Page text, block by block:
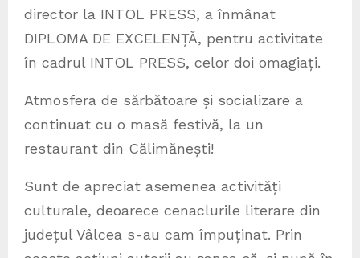
director la INTOL PRESS, a înmânat
DIPLOMA DE EXCELENȚĂ, pentru activitate
în cadrul INTOL PRESS, celor doi omagiați.
Atmosfera de sărbătoare și socializare a
continuat cu o masă festivă, la un
restaurant din Călimănești!
Sunt de apreciat asemenea activități
culturale, deoarece cenaclurile literare din
județul Vâlcea s-au cam împuținat. Prin